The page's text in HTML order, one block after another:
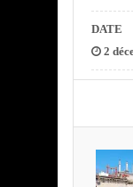
DATE
2